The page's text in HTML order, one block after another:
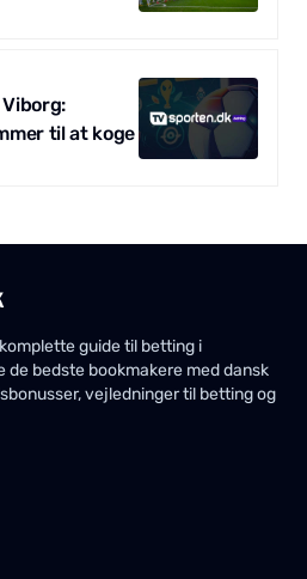
til at koge
guide til betting i
de bedste bookmakere med dansk
vejledninger til betting og